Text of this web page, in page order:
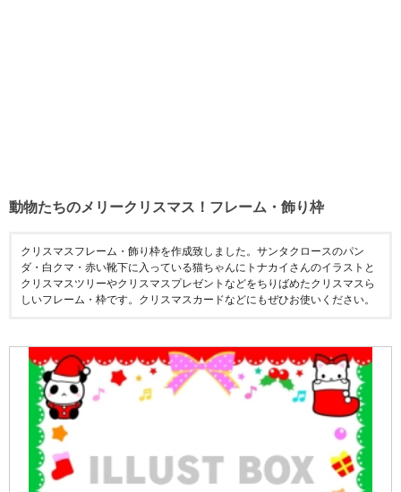
動物たちのメリークリスマス！フレーム・飾り枠
クリスマスフレーム・飾り枠を作成致しました。サンタクロースのパン
ダ・白クマ・赤い靴下に入っている猫ちゃんにトナカイさんのイラストと
クリスマスツリーやクリスマスプレゼントなどをちりばめたクリスマスら
しいフレーム・枠です。クリスマスカードなどにもぜひお使いください。